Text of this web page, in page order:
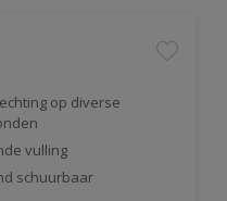
op diverse
vulling
schuurbaar